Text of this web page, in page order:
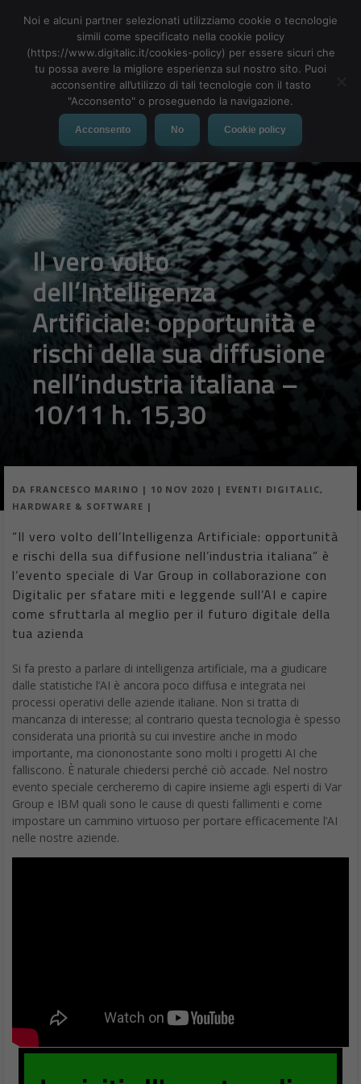
MENU
Il vero volto
dell’Intelligenza
Artificiale: opportunità e
rischi della sua diffusione
nell’industria italiana –
10/11 h. 15,30
DA FRANCESCO MARINO | 10 NOV 2020 | EVENTI DIGITALIC,
HARDWARE & SOFTWARE |
“Il vero volto dell’Intelligenza Artificiale: opportunità
e rischi della sua diffusione nell’industria italiana” è
l’evento speciale di Var Group in collaborazione con
Digitalic per sfatare miti e leggende sull’AI e capire
come sfruttarla al meglio per il futuro digitale della
tua azienda
Si fa presto a parlare di intelligenza artificiale, ma a giudicare
dalle statistiche l’AI è ancora poco diffusa e integrata nei
processi operativi delle aziende italiane. Non si tratta di
mancanza di interesse; al contrario questa tecnologia è spesso
considerata una priorità su cui investire anche in modo
importante, ma ciononostante sono molti i progetti AI che
falliscono. È naturale chiedersi perché ciò accade. Nel nostro
evento speciale cercheremo di capire insieme agli esperti di Var
Group e IBM quali sono le cause di questi fallimenti e come
impostare un cammino virtuoso per portare efficacemente l’AI
nelle nostre aziende.
Noi e alcuni partner selezionati utilizziamo cookie o tecnologie
simili come specificato nella cookie policy
(https://www.digitalic.it/cookies-policy) per essere sicuri che
tu possa avere la migliore esperienza sul nostro sito. Puoi
acconsentire all’utilizzo di tali tecnologie con il tasto
"Acconsento" o proseguendo la navigazione.
Acconsento No Cookie policy